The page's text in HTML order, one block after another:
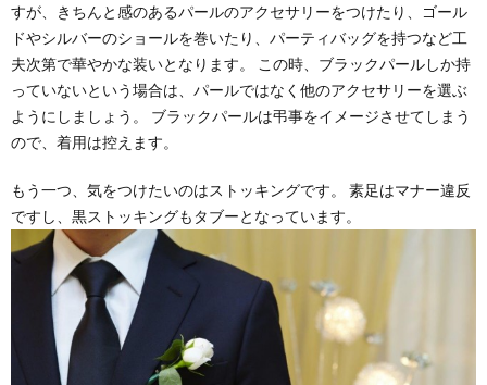
すが、きちんと感のあるパールのアクセサリーをつけたり、ゴール
ドやシルバーのショールを巻いたり、パーティバッグを持つなど工
夫次第で華やかな装いとなります。 この時、ブラックパールしか持
っていないという場合は、パールではなく他のアクセサリーを選ぶ
ようにしましょう。 ブラックパールは弔事をイメージさせてしまう
ので、着用は控えます。
もう一つ、気をつけたいのはストッキングです。 素足はマナー違反
ですし、黒ストッキングもタブーとなっています。